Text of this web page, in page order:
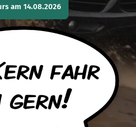
am 14.08.2026